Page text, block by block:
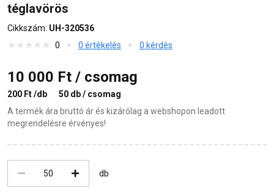
téglavörös
Cikkszám: UH-320536
0
0 értékelés 0 kérdés
10 000 Ft / csomag
200 Ft /db
50 db / csomag
A termék ára bruttó ár és kizárólag a webshopon leadott
megrendelésre érvényes!
db